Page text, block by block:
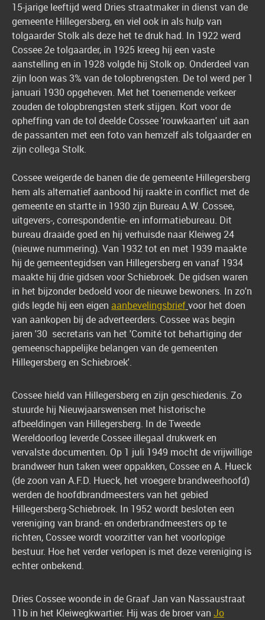
15-jarige leeftijd werd Dries straatmaker in dienst van de
gemeente Hillegersberg, en viel ook in als hulp van
tolgaarder Stolk als deze het te druk had. In 1922 werd
Cossee 2e tolgaarder, in 1925 kreeg hij een vaste
aanstelling en in 1928 volgde hij Stolk op. Onderdeel van
zijn loon was 3% van de tolopbrengsten. De tol werd per 1
januari 1930 opgeheven. Met het toenemende verkeer
zouden de tolopbrengsten sterk stijgen. Kort voor de
opheffing van de tol deelde Cossee 'rouwkaarten' uit aan
de passanten met een foto van hemzelf als tolgaarder en
zijn collega Stolk.
Cossee weigerde de banen die de gemeente Hillegersberg
hem als alternatief aanbood hij raakte in conflict met de
gemeente en startte in 1930 zijn Bureau A.W. Cossee,
uitgevers-, correspondentie- en informatiebureau. Dit
bureau draaide goed en hij verhuisde naar Kleiweg 24
(nieuwe nummering). Van 1932 tot en met 1939 maakte
hij de gemeentegidsen van Hillegersberg en vanaf 1934
maakte hij drie gidsen voor Schiebroek. De gidsen waren
in het bijzonder bedoeld voor de nieuwe bewoners. In zo'n
gids legde hij een eigen aanbevelingsbriefvoor het doen
van aankopen bij de adverteerders. Cossee was begin
jaren '30 secretaris van het 'Comité tot behartiging der
gemeenschappelijke belangen van de gemeenten
Hillegersberg en Schiebroek'.
Cossee hield van Hillegersberg en zijn geschiedenis. Zo
stuurde hij Nieuwjaarswensen met historische
afbeeldingen van Hillegersberg. In de Tweede
Wereldoorlog leverde Cossee illegaal drukwerk en
vervalste documenten. Op 1 juli 1949 mocht de vrijwillige
brandweer hun taken weer oppakken, Cossee en A. Hueck
(de zoon van A.F.D. Hueck, het vroegere brandweerhoofd)
werden de hoofdbrandmeesters van het gebied
Hillegersberg-Schiebroek. In 1952 wordt besloten een
vereniging van brand- en onderbrandmeesters op te
richten, Cossee wordt voorzitter van het voorlopige
bestuur. Hoe het verder verlopen is met deze vereniging is
echter onbekend.
Dries Cossee woonde in de Graaf Jan van Nassaustraat
11b in het Kleiwegkwartier. Hij was de broer van Jo